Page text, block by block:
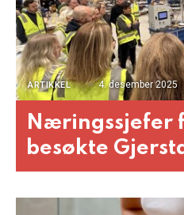
ARTIKKEL 4. desember 2025
Næringssjefer
besøkte